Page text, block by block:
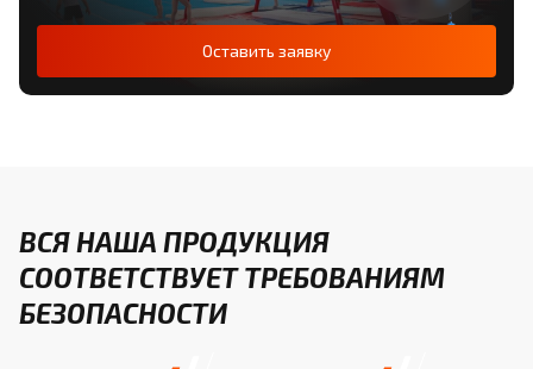
Оставить заявку
ВСЯ НАША ПРОДУКЦИЯ
СООТВЕТСТВУЕТ ТРЕБОВАНИЯМ
БЕЗОПАСНОСТИ